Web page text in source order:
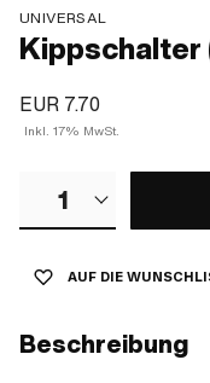
UNIVERSAL
Kippschalter
EUR 7.70
Inkl. 17% MwSt.
1
AUF DIE
Beschreibung